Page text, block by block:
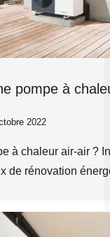
pompe à
2022
à chaleur air-air ?
de rénovation